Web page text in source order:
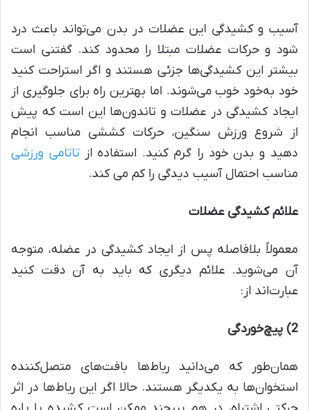
آسیب و کشیدگی این عضلات در بدن می‌تواند باعث درد
شود و حرکات عضلات مبتلا را محدود کند. گفتنی است
بیشتر این کشیدگی‌ها جزئی هستند و اگر استراحت کنید
خود به‌خود خوب می‌شوند. اما بهترین راه برای جلوگیری از
ایجاد کشیدگی در عضلات و تاندون‌ها این است که پیش
از شروع ورزش سنگین، حرکات کششی مناسب انجام
دهید و بدن خود را گرم کنید. استفاده از تاتامی ورزشی
مناسب احتمال آسیب دیدگی را کم می کند.
علائم کشیدگی عضلات
معمولاً بلافاصله پس از ایجاد کشیدگی در عضله، متوجه
آن می‌شوید. علائم دیگری که باید به آن دقت کنید
عبارت‌اند از:
2) پیچ‌خوردگی
همان‌طور که می‌دانید رباط‌ها بافت‌های متصل‌کننده
استخوان‌ها به یکدیگر هستند. حالا اگر این رباط‌ها در اثر